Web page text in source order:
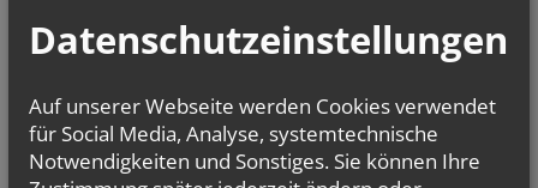
Allen Preisträgern herzliche Gratulation zum Engagement!
vorherige
Datenschutzeinstellungen
Auf unserer Webseite werden Cookies verwendet
für Social Media, Analyse, systemtechnische
Notwendigkeiten und Sonstiges. Sie können Ihre